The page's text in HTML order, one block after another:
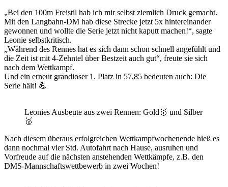
„Bei den 100m Freistil hab ich mir selbst ziemlich Druck gemacht.
Mit den Langbahn-DM hab diese Strecke jetzt 5x hintereinander
gewonnen und wollte die Serie jetzt nicht kaputt machen!“, sagte
Leonie selbstkritisch.
„Während des Rennes hat es sich dann schon schnell angefühlt und
die Zeit ist mit 4-Zehntel über Bestzeit auch gut“, freute sie sich
nach dem Wettkampf.
Und ein erneut grandioser 1. Platz in 57,85 bedeuten auch: Die
Serie hält! 💪
Leonies Ausbeute aus zwei Rennen: Gold🥇 und Silber
🥈
Nach diesem überaus erfolgreichen Wettkampfwochenende hieß es
dann nochmal vier Std. Autofahrt nach Hause, ausruhen und
Vorfreude auf die nächsten anstehenden Wettkämpfe, z.B. den
DMS-Mannschaftswettbewerb in zwei Wochen!